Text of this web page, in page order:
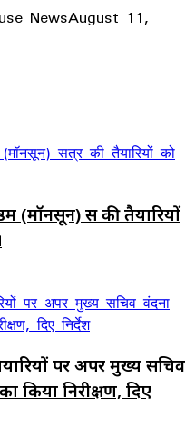
NewsAugust 11,
(मॉनसून) सत्र की तैयारियों
पर अपर मुख्य सचिव
किया निरीक्षण, दिए